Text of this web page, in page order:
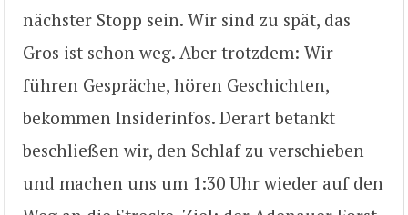
nächster Stopp sein. Wir sind zu spät, das
Gros ist schon weg. Aber trotzdem: Wir
führen Gespräche, hören Geschichten,
bekommen Insiderinfos. Derart betankt
beschließen wir, den Schlaf zu verschieben
und machen uns um 1:30 Uhr wieder auf den